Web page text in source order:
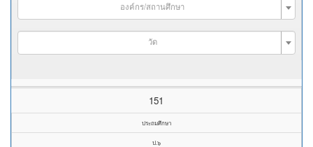
องค์กร/สถานศึกษา
วัด
151
ประถมศึกษา
ป.๖